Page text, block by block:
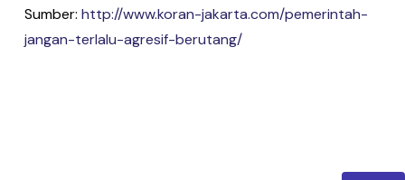
Sumber: http://www.koran-jakarta.com/pemerintah-
jangan-terlalu-agresif-berutang/